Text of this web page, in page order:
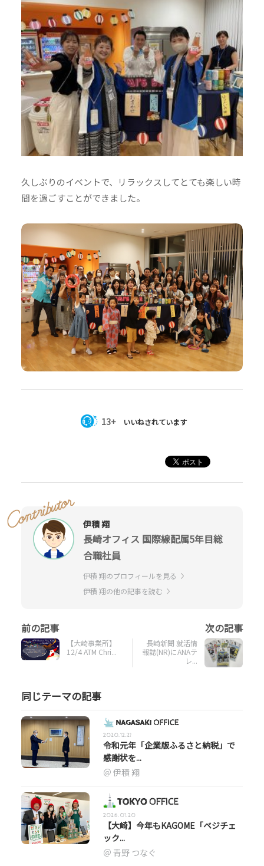
久しぶりのイベントで、リラックスしてとても楽しい時
間を過ごすことができました。
13+ いいねされています
伊積 翔
長崎オフィス 国際線配属5年目総
合職社員
伊積 翔のプロフィールを見る
伊積 翔の他の記事を読む
【大崎事業所】
12/4 ATM Chri...
長崎新聞 就活情
報誌(NR)にANAテ
レ...
同じテーマの記事
2020.12.21
令和元年「企業版ふるさと納税」で
感謝状を...
伊積 翔
2026.01.20
【大崎】今年もKAGOME「ベジチェ
ック...
青野 つなぐ